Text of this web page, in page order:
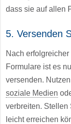
dass sie auf allen
5. Versenden
Nach
Formulare ist es
versenden.
soziale Medien
verbreiten. Stellen
leicht erreichen